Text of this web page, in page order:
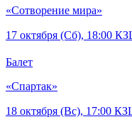
«Сотворение мира»
17 октября (Сб), 18:00
Балет
«Спартак»
18 октября (Вс), 17:00